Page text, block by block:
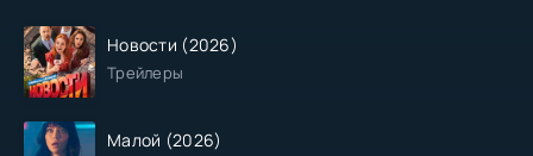
Новости (2026)
Трейлеры
Малой (2026)